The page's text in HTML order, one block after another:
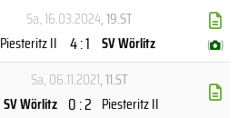
Sa, 16.03.2024, 19.ST
Piesteritz II 4 : 1 SV Wörlitz ( )
Sa, 06.11.2021, 11.ST
SV Wörlitz 0 : 2 Piesteritz II